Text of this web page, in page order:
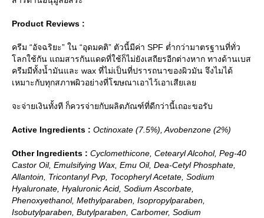
Product Reviews :
ครีม “อัจฉริยะ” ใน “อุดมคติ” ตัวนี้มีค่า SPF ต่ำกว่ามาตรฐานที่ทั่ว
ลกใช้กัน แถมสารกันแดดที่ใช้ก็ไม่ยังเสถียรอีกต่างหาก ทางด้านเบส
ครีมมีทั้งน้ำมันและ wax ที่ไม่เป็นที่ปรารถนาของผิวมัน จึงไมได้
เหมาะกับทุกสภาพผิวอย่างที่โฆษณาเอาไว้เอาเสียเล
จะจ่ายเงินทั้งที ก็ควรจ่ายกับผลิตภัณฑ์ที่ดีกว่านี้เถอะขอรับ
Active Ingredients : Octinoxate (7.5%), Avobenzone (2%)
Other Ingredients : Cyclomethicone, Cetearyl Alcohol, Peg-40
Castor Oil, Emulsifying Wax, Emu Oil, Dea-Cetyl Phosphate,
Allantoin, Tricontanyl Pvp, Tocopheryl Acetate, Sodium
Hyaluronate, Hyaluronic Acid, Sodium Ascorbate,
Phenoxyethanol, Methylparaben, Isopropylparaben,
Isobutylparaben, Butylparaben, Carbomer, Sodium